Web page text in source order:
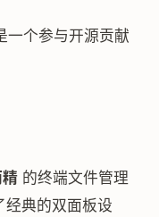
一个参与开源贡献
的终端文件管理
经典的双面板设